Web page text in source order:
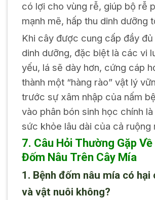
có lợi cho vùng rễ, giúp bộ rễ
mạnh mẽ, hấp thu dinh dưỡng
Khi cây được cung cấp đầy
dinh dưỡng, đặc biệt là các vi
yếu, lá sẽ dày hơn, cứng cáp
thành một “hàng rào” vật lý
trước sự xâm nhập của nấm
vào phân bón sinh học chính
sức khỏe lâu dài của cả ruộng
7. Câu Hỏi Thường Gặp Về
Đốm Nâu Trên Cây Mía
1. Bệnh đốm nâu mía có hại
và vật nuôi không?